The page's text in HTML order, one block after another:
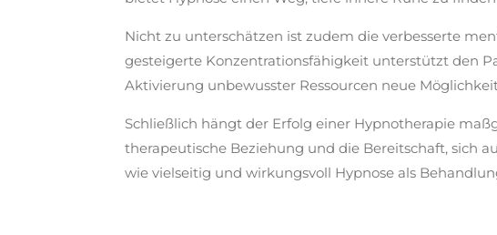
Nicht zu unterschätzen ist zudem die verbesserte
gesteigerte Konzentrationsfähigkeit unterstützt den
Aktivierung unbewusster Ressourcen neue
Schließlich hängt der Erfolg einer Hypnotherapie
therapeutische Beziehung und die Bereitschaft, sich
wie vielseitig und wirkungsvoll Hypnose als